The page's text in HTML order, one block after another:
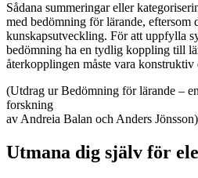
Sådana summeringar eller
med bedömning för lärande, eftersom
kunskapsutveckling. För att uppfylla
bedömning ha en tydlig koppling till
återkopplingen måste vara konstruktiv
(Utdrag ur Bedömning för lärande –
forskning
av Andreia Balan och Anders Jönsson)
Utmana dig själv för